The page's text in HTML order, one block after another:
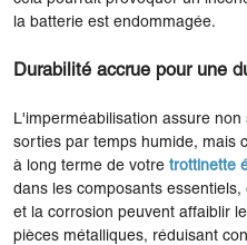
la batterie est endommagée.
Durabilité accrue pour une
L'imperméabilisation assure
sorties par temps humide, mais
à long terme de votre trottinette
dans les composants
et la corrosion peuvent affaiblir
pièces métalliques, réduisant